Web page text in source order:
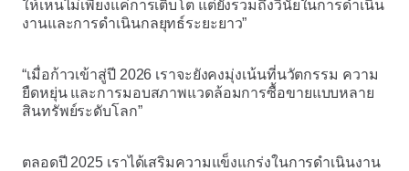
ให้เห็นไม่เพียงแค่การเติบโต แต่ยังรวมถึงวินัยในการดำเนิน
งานและการดำเนินกลยุทธ์ระยะยาว”
“เมื่อก้าวเข้าสู่ปี 2026 เราจะยังคงมุ่งเน้นที่นวัตกรรม ความ
ยืดหยุ่น และการมอบสภาพแวดล้อมการซื้อขายแบบหลาย
สินทรัพย์ระดับโลก”
ตลอดปี 2025 เราได้เสริมความแข็งแกร่งในการดำเนินงาน